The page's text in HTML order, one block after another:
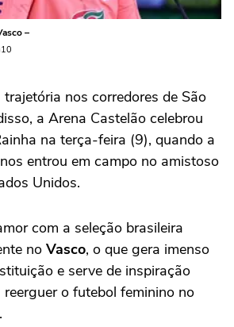
–
nos corredores de São
a Arena Castelão celebrou
na terça-feira (9), quando a
entrou em campo no amistoso
Unidos.
com a seleção brasileira
no Vasco, o que gera imenso
e serve de inspiração
o futebol feminino no